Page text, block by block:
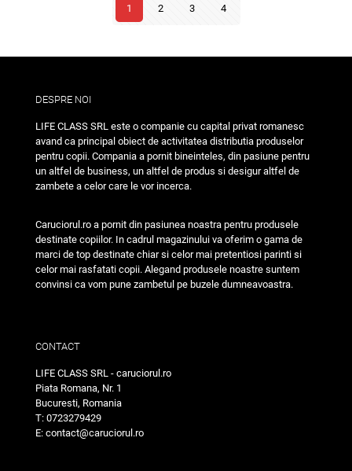
1 2 3 4
DESPRE NOI
LIFE CLASS SRL este o companie cu capital privat romanesc
avand ca principal obiect de activitatea distributia produselor
pentru copii. Compania a pornit bineinteles, din pasiune pentru
un altfel de business, un altfel de produs si desigur altfel de
zambete a celor care le vor incerca.
Caruciorul.ro a pornit din pasiunea noastra pentru produsele
destinate copiilor. In cadrul magazinului va oferim o gama de
marci de top destinate chiar si celor mai pretentiosi parinti si
celor mai rasfatati copii. Alegand produsele noastre suntem
convinsi ca vom pune zambetul pe buzele dumneavoastra.
CONTACT
LIFE CLASS SRL - caruciorul.ro
Piata Romana, Nr. 1
Bucuresti, Romania
T: 0723279429
E: contact@caruciorul.ro